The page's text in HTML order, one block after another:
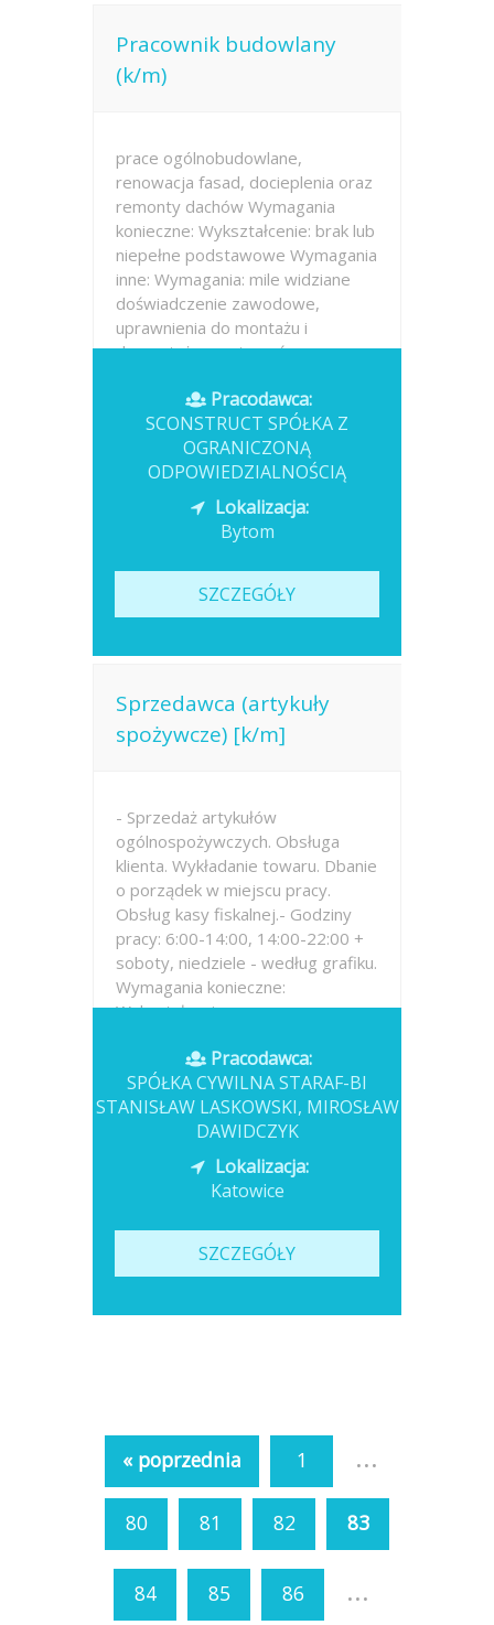
Pracownik budowlany
(k/m)
prace ogólnobudowlane,
renowacja fasad, docieplenia oraz
remonty dachów Wymagania
konieczne: Wykształcenie: brak lub
niepełne podstawowe Wymagania
inne: Wymagania: mile widziane
doświadczenie zawodowe,
uprawnienia do montażu i
demontażu rusztowań.
Opublikowano: 2026-07-16
Pracodawca:
SCONSTRUCT SPÓŁKA Z
OGRANICZONĄ
ODPOWIEDZIALNOŚCIĄ
Lokalizacja:
Bytom
SZCZEGÓŁY
Sprzedawca (artykuły
spożywcze) [k/m]
- Sprzedaż artykułów
ogólnospożywczych. Obsługa
klienta. Wykładanie towaru. Dbanie
o porządek w miejscu pracy.
Obsług kasy fiskalnej.- Godziny
pracy: 6:00-14:00, 14:00-22:00 +
soboty, niedziele - według grafiku.
Wymagania konieczne:
Wykształcenie:...
Opublikowano: 2026-07-16
Pracodawca:
SPÓŁKA CYWILNA STARAF-BI
STANISŁAW LASKOWSKI, MIROSŁAW
DAWIDCZYK
Lokalizacja:
Katowice
SZCZEGÓŁY
« poprzednia 1 ...
80 81 82 83
84 85 86 ...